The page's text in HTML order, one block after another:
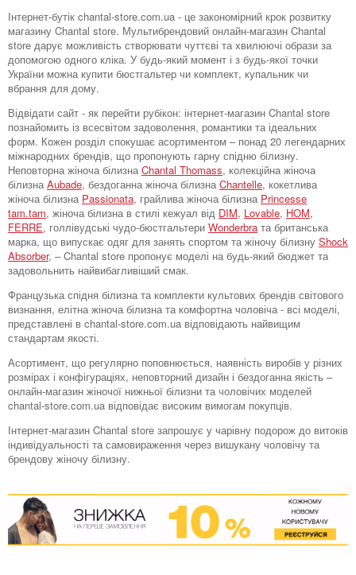
Інтернет-бутік chantal-store.com.ua - це закономірний крок розвитку
магазину Chantal store. Мультибрендовий онлайн-магазин Chantal
store дарує можливість створювати чуттєві та хвилюючі образи за
допомогою одного кліка. У будь-який момент і з будь-якої точки
України можна купити бюстгальтер чи комплект, купальник чи
вбрання для дому.
Відвідати сайт - як перейти рубікон: інтернет-магазин Chantal store
познайомить із всесвітом задоволення, романтики та ідеальних
форм. Кожен розділ спокушає асортиментом – понад 20 легендарних
міжнародних брендів, що пропонують гарну спідню білизну.
Неповторна жіноча білизна Chantal Thomass, колекційна жіноча
білизна Aubade, бездоганна жіноча білизна Chantelle, кокетлива
жіноча білизна Passionata, грайлива жіноча білизна Princesse
tam.tam, жіноча білизна в стилі кежуал від DIM, Lovable, HOM,
FERRE, голлівудські чудо-бюстгальтери Wonderbra та британська
марка, що випускає одяг для занять спортом та жіночу білизну Shock
Absorber, – Chantal store пропонує моделі на будь-який бюджет та
задовольнить найвибагливіший смак.
Французька спідня білизна та комплекти культових брендів світового
визнання, елітна жіноча білизна та комфортна чоловіча - всі моделі,
представлені в chantal-store.com.ua відповідають найвищим
стандартам якості.
Асортимент, що регулярно поповнюється, наявність виробів у різних
розмірах і конфігураціях, неповторний дизайн і бездоганна якість –
онлайн-магазин жіночої нижньої білизни та чоловічих моделей
chantal-store.com.ua відповідає високим вимогам покупців.
Інтернет-магазин Chantal store запрошує у чарівну подорож до витоків
індивідуальності та самовираження через вишукану чоловічу та
брендову жіночу білизну.